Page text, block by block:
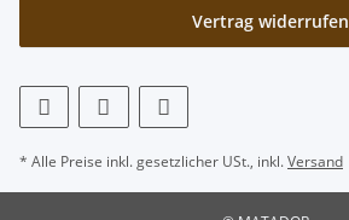
Vertrag widerrufen
* Alle Preise inkl. gesetzlicher USt., inkl.Versand